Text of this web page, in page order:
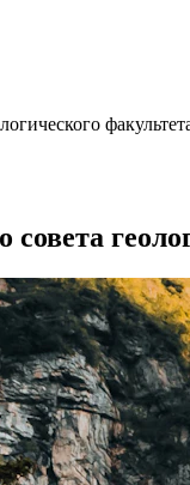
совета